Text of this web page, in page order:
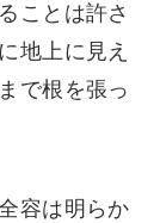
ことは許さ
地上に見え
で根を張っ
容は明らか